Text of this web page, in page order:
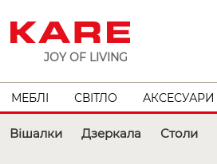
JOY OF LIVING
МЕБЛІ СВІТЛО АКСЕСУАРИ
Вішалки Дзеркала Столи